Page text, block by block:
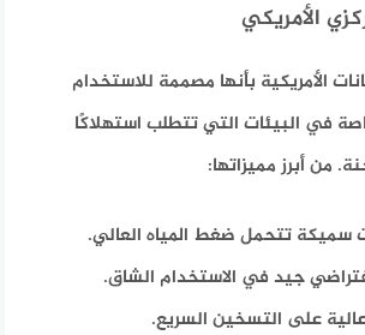
الأمريكي
الأمريكية بأنها مصممة للاستخدام
في البيئات التي تتطلب استهلاكًا
من أبرز مميزاتها:
سميكة تتحمل ضغط المياه العالي.
جيد في الاستخدام الشاق.
على التسخين السريع.